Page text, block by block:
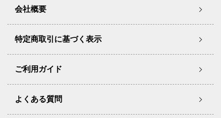
会社概要
特定商取引に基づく表示
ご利用ガイド
よくある質問